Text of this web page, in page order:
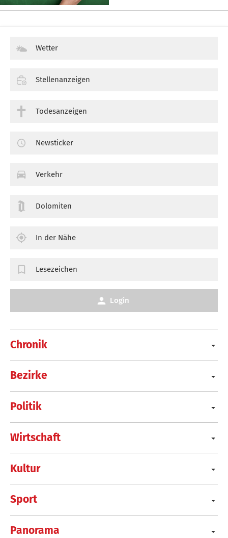
Chronik
Bezirke
Politik
Wirtschaft
Kultur
Sport
Panorama
Wetter
Stellenanzeigen
Todesanzeigen
Newsticker
Verkehr
Dolomiten
In der Nähe
Lesezeichen
Login